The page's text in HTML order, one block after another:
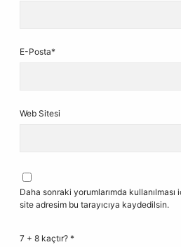
E-Posta*
Web Sitesi
Daha sonraki yorumlarımda
site adresim bu tarayıcıya kaydedilsin.
7 + 8 kaçtır? *